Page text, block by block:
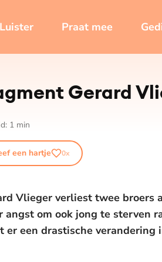
Praat mee
Gerard
1 min
een hartje 0x
Vlieger verliest twee broers
angst om ook jong te sterven
er een drastische verandering